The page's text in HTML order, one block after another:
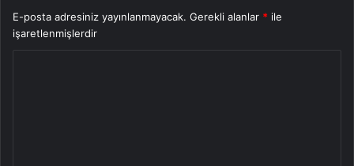
E-posta adresiniz yayınlanmayacak. Gerekli alanlar * ile
işaretlenmişlerdir